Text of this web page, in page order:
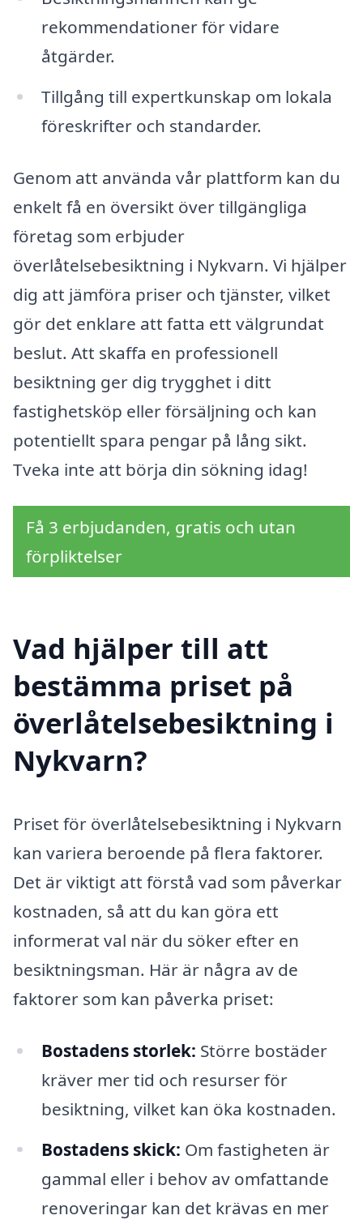
rekommendationer för vidare
åtgärder.
Tillgång till expertkunskap om lokala
föreskrifter och standarder.
Genom att använda vår plattform kan du
enkelt få en översikt över tillgängliga
företag som erbjuder
överlåtelsebesiktning i Nykvarn. Vi hjälper
dig att jämföra priser och tjänster, vilket
gör det enklare att fatta ett välgrundat
beslut. Att skaffa en professionell
besiktning ger dig trygghet i ditt
fastighetsköp eller försäljning och kan
potentiellt spara pengar på lång sikt.
Tveka inte att börja din sökning idag!
Få 3 erbjudanden, gratis och utan
förpliktelser
Vad hjälper till att
bestämma priset på
överlåtelsebesiktning i
Nykvarn?
Priset för överlåtelsebesiktning i Nykvarn
kan variera beroende på flera faktorer.
Det är viktigt att förstå vad som påverkar
kostnaden, så att du kan göra ett
informerat val när du söker efter en
besiktningsman. Här är några av de
faktorer som kan påverka priset:
Bostadens storlek: Större bostäder
kräver mer tid och resurser för
besiktning, vilket kan öka kostnaden.
Bostadens skick: Om fastigheten är
gammal eller i behov av omfattande
renoveringar kan det krävas en mer